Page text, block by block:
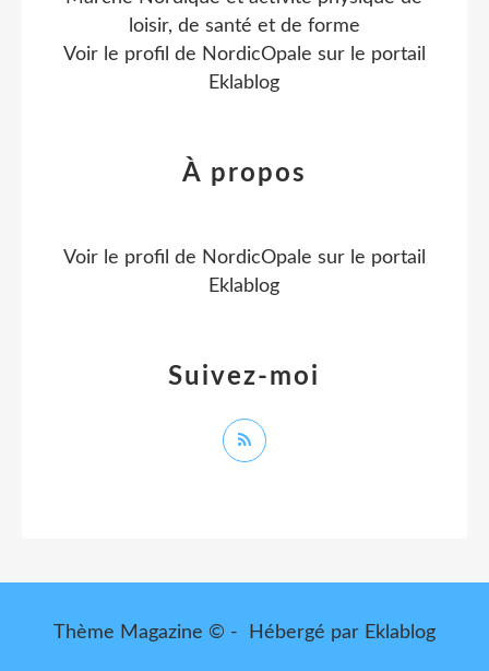
loisir, de santé et de forme
Voir le profil de NordicOpale sur le portail
Eklablog
Suivez-moi
À propos
Voir le profil de NordicOpale sur le portail
Eklablog
Thème Magazine © - Hébergé par Eklablog